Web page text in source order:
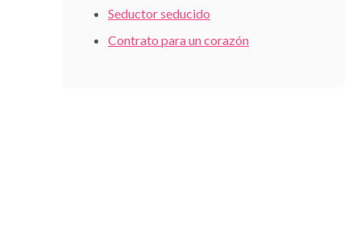
Seductor seducido
Contrato para un corazón